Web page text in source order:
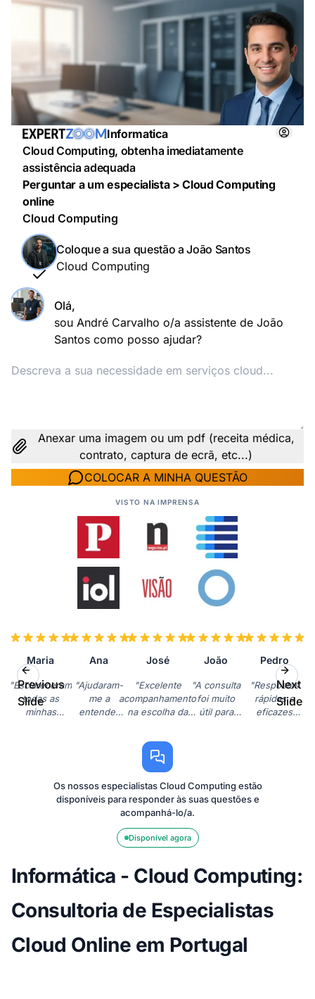
Informatica
Cloud Computing, obtenha imediatamente
assistência adequada
Perguntar a um especialista > Cloud Computing
online
Cloud Computing
Coloque a sua questão a João Santos
Cloud Computing
Olá,
sou André Carvalho o/a assistente de João
Santos como posso ajudar?
Anexar uma imagem ou um pdf (receita médica,
contrato, captura de ecrã, etc...)
COLOCAR A MINHA QUESTÃO
VISTO NA IMPRENSA
Maria
"Esclareceram
todas as
minhas
profissionais!"
Ana
"Ajudaram-
me a
entender
da Google.
Um
completo."
José
"Excelente
acompanhamento
na escolha da
mais adequada
para a minha
empresa. Muito
João
"A consulta
foi muito
útil para
vivamente
o serviço."
Pedro
"Respostas
rápidas e
eficazes
todos!"
Previous
Slide
Next
Slide
Os nossos especialistas Cloud Computing estão
disponíveis para responder às suas questões e
acompanhá-lo/a.
Disponível agora
Informática - Cloud Computing:
Consultoria de Especialistas
Cloud Online em Portugal